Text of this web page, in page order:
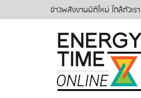
ข่าวพลังงานมิติใหม่ ใกล้ตัวเรา